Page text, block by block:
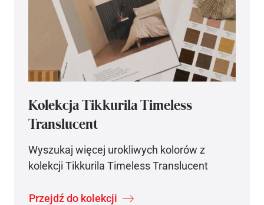
Kolekcja Tikkurila Timeless
Translucent
Wyszukaj więcej urokliwych kolorów z
kolekcji Tikkurila Timeless Translucent
Przejdź do kolekcji